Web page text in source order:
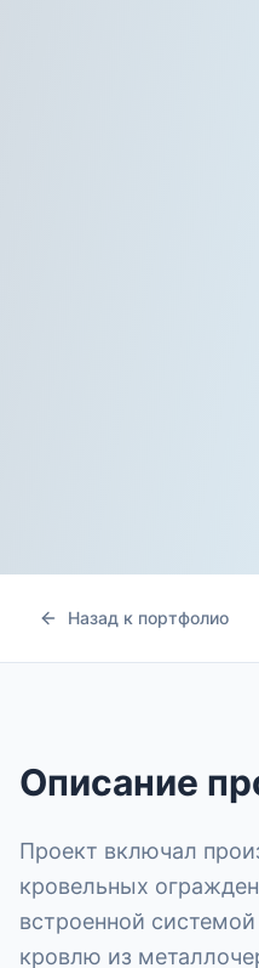
Назад к портфолио
Описание
Проект включал
кровельных
встроенной
кровлю из